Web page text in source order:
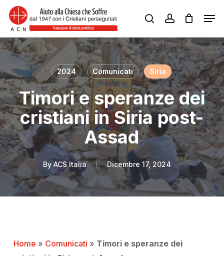
Skip
main
content
searchaccount
2024 Comunicati Siria
Timori e speranze dei
cristiani in Siria post-
Assad
By ACS Italia Dicembre 17, 2024
Home » Comunicati » Timori e speranze dei
Menu